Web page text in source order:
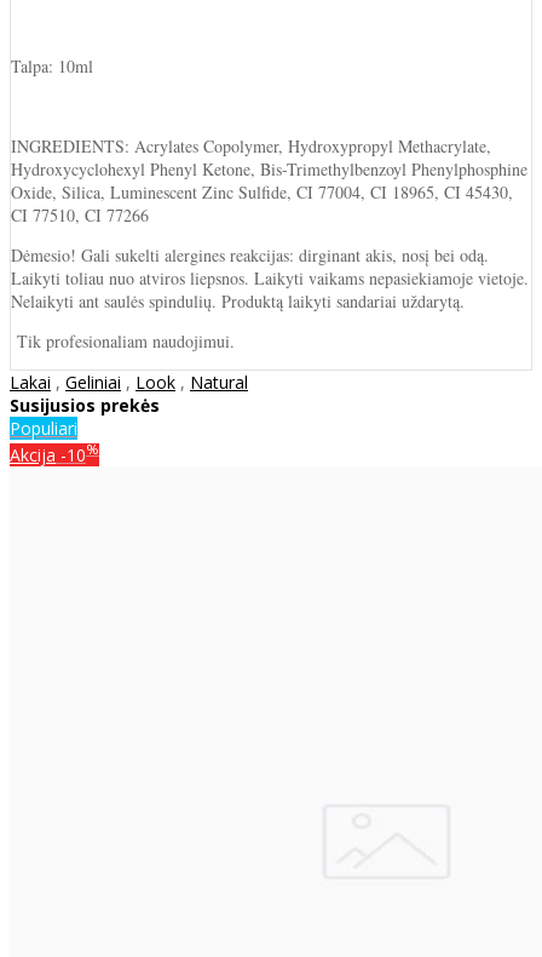
Talpa: 10ml
INGREDIENTS: Acrylates Copolymer, Hydroxypropyl Methacrylate,
Hydroxycyclohexyl Phenyl Ketone, Bis-Trimethylbenzoyl Phenylphosphine
Oxide, Silica, Luminescent Zinc Sulfide, CI 77004, CI 18965, CI 45430,
CI 77510, CI 77266
Dėmesio! Gali sukelti alergines reakcijas: dirginant akis, nosį bei odą.
Laikyti toliau nuo atviros liepsnos. Laikyti vaikams nepasiekiamoje vietoje.
Nelaikyti ant saulės spindulių. Produktą laikyti sandariai uždarytą.
Tik profesionaliam naudojimui.
Lakai , Geliniai , Look , Natural
Susijusios prekės
Populiari
Akcija -10%